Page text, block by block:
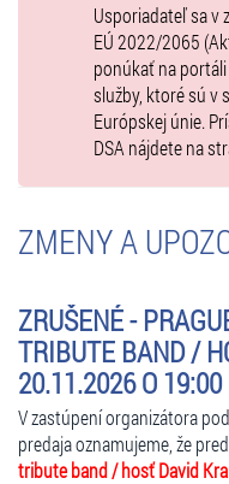
Usporiadateľ sa v
EÚ 2022/2065
ponúkať na portáli
služby, ktoré sú v
Európskej únie.
DSA nájdete na
ZMENY A
ZRUŠENÉ -
TRIBUTE BAND /
20.11.2026 O 19:00
V zastúpení organizátora
predaja oznamujeme, že
tribute band / hosť David